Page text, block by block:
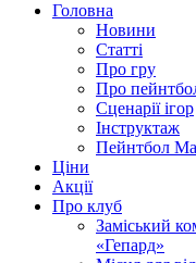
Головна
Новини
Статті
Про гру
Про
Сценарії ігор
Інструктаж
Пейнтбол
Ціни
Акції
Про клуб
Заміський
«Гепард»